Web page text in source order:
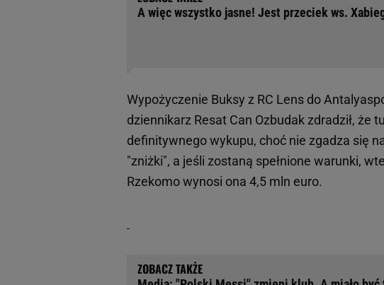
A więc wszystko jasne! Jest przeciek ws.
Wypożyczenie Buksy z RC Lens do
dziennikarz Resat Can Ozbudak zdradził, że
definitywnego wykupu, choć nie zgadza się
"zniżki", a jeśli zostaną spełnione warunki,
Rzekomo wynosi ona 4,5 mln euro.